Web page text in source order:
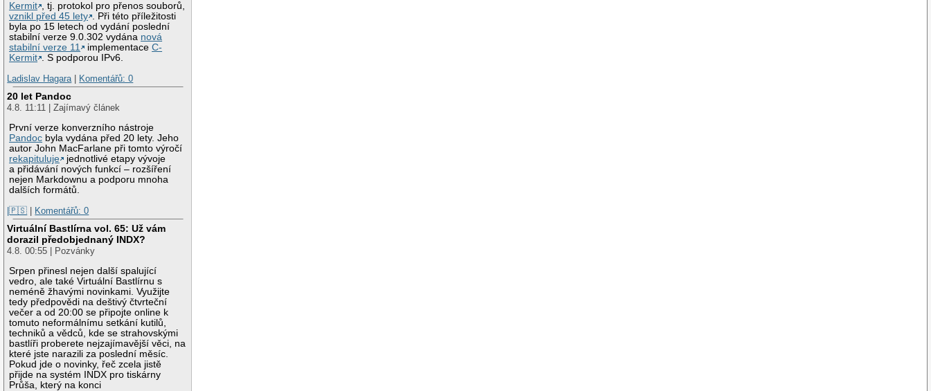
Kermit , tj. protokol pro přenos souborů,
vznikl před 45 lety . Při této příležitosti
byla po 15 letech od vydání poslední
stabilní verze 9.0.302 vydána nová
stabilní verze 11
implementaceC-
Kermit . S podporou IPv6.
Ladislav Hagara | Komentářů: 0
20 let Pandoc
4.8. 11:11 | Zajímavý článek
První verze konverzního nástroje
Pandoc byla vydána před 20 lety. Jeho
autor John MacFarlane při tomto výročí
rekapituluje
jednotlivé etapy vývoje
a přidávání nových funkcí – rozšíření
nejen Markdownu a podporu mnoha
dalších formátů.
|🇵🇸 | Komentářů: 0
Virtuální Bastlírna vol. 65: Už vám
dorazil předobjednaný INDX?
4.8. 00:55 | Pozvánky
Srpen přinesl nejen další spalující
vedro, ale také Virtuální Bastlírnu s
neméně žhavými novinkami. Využijte
tedy předpovědi na deštivý čtvrteční
večer a od 20:00 se připojte online k
tomuto neformálnímu setkání kutilů,
techniků a vědců, kde se strahovskými
bastlíři proberete nejzajímavější věci, na
které jste narazili za poslední měsíc.
Pokud jde o novinky, řeč zcela jistě
přijde na systém INDX pro tiskárny
Průša, který na konci